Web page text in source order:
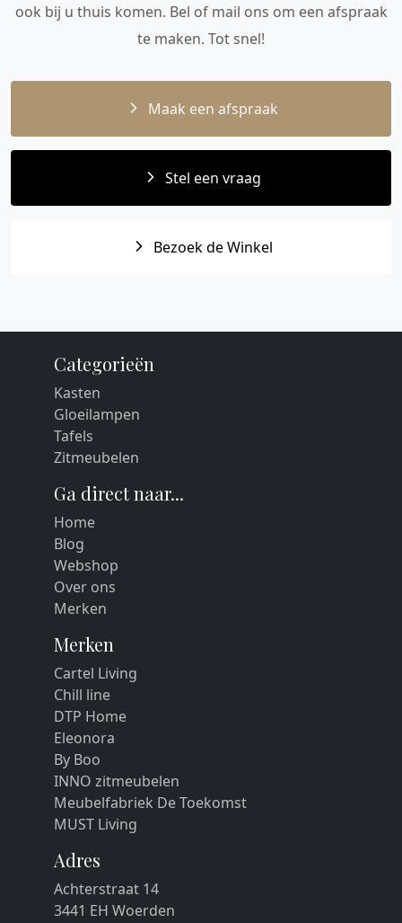
ook bij u thuis komen. Bel of mail ons om een afspraak
te maken. Tot snel!
Maak een afspraak
Stel een vraag
Bezoek de Winkel
Categorieën
Kasten
Gloeilampen
Tafels
Zitmeubelen
Ga direct naar...
Home
Blog
Webshop
Over ons
Merken
Merken
Cartel Living
Chill line
DTP Home
Eleonora
By Boo
INNO zitmeubelen
Meubelfabriek De Toekomst
MUST Living
Adres
Achterstraat 14
3441 EH Woerden